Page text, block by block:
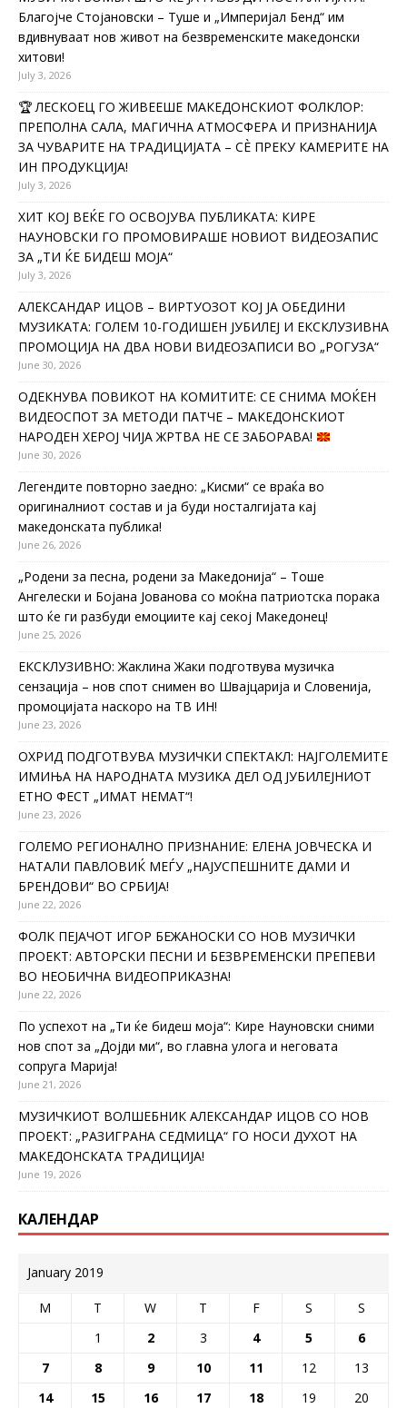
Благојче Стојановски – Туше и „Империјал Бенд“ им
вдивнуваат нов живот на безвременските македонски
хитови!
July 3, 2026
🏆 ЛЕСКОЕЦ ГО ЖИВЕЕШЕ МАКЕДОНСКИОТ ФОЛКЛОР:
ПРЕПОЛНА САЛА, МАГИЧНА АТМОСФЕРА И ПРИЗНАНИЈА
ЗА ЧУВАРИТЕ НА ТРАДИЦИЈАТА – СÈ ПРЕКУ КАМЕРИТЕ НА
ИН ПРОДУКЦИЈА!
July 3, 2026
ХИТ КОЈ ВЕЌЕ ГО ОСВОЈУВА ПУБЛИКАТА: КИРЕ
НАУНОВСКИ ГО ПРОМОВИРАШЕ НОВИОТ ВИДЕОЗАПИС
ЗА „ТИ ЌЕ БИДЕШ МОЈА“
July 3, 2026
АЛЕКСАНДАР ИЦОВ – ВИРТУОЗОТ КОЈ ЈА ОБЕДИНИ
МУЗИКАТА: ГОЛЕМ 10-ГОДИШЕН ЈУБИЛЕЈ И ЕКСКЛУЗИВНА
ПРОМОЦИЈА НА ДВА НОВИ ВИДЕОЗАПИСИ ВО „РОГУЗА“
June 30, 2026
ОДЕКНУВА ПОВИКОТ НА КОМИТИТЕ: СЕ СНИМА МОЌЕН
ВИДЕОСПОТ ЗА МЕТОДИ ПАТЧЕ – МАКЕДОНСКИОТ
НАРОДЕН ХЕРОЈ ЧИЈА ЖРТВА НЕ СЕ ЗАБОРАВА!
June 30, 2026
Легендите повторно заедно: „Кисми“ се враќа во
оригиналниот состав и ја буди носталгијата кај
македонската публика!
June 26, 2026
„Родени за песна, родени за Македонија“ – Тоше
Ангелески и Бојана Јованова со моќна патриотска порака
што ќе ги разбуди емоциите кај секој Македонец!
June 25, 2026
ЕКСКЛУЗИВНО: Жаклина Жаки подготвува музичка
сензација – нов спот снимен во Швајцарија и Словенија,
промоцијата наскоро на ТВ ИН!
June 23, 2026
ОХРИД ПОДГОТВУВА МУЗИЧКИ СПЕКТАКЛ: НАЈГОЛЕМИТЕ
ИМИЊА НА НАРОДНАТА МУЗИКА ДЕЛ ОД ЈУБИЛЕЈНИОТ
ЕТНО ФЕСТ „ИМАТ НЕМАТ“!
June 23, 2026
ГОЛЕМО РЕГИОНАЛНО ПРИЗНАНИЕ: ЕЛЕНА ЈОВЧЕСКА И
НАТАЛИ ПАВЛОВИЌ МЕЃУ „НАЈУСПЕШНИТЕ ДАМИ И
БРЕНДОВИ“ ВО СРБИЈА!
June 22, 2026
ФОЛК ПЕЈАЧОТ ИГОР БЕЖАНОСКИ СО НОВ МУЗИЧКИ
ПРОЕКТ: АВТОРСКИ ПЕСНИ И БЕЗВРЕМЕНСКИ ПРЕПЕВИ
ВО НЕОБИЧНА ВИДЕОПРИКАЗНА!
June 22, 2026
По успехот на „Ти ќе бидеш моја“: Кире Науновски сними
нов спот за „Дојди ми“, во главна улога и неговата
сопруга Марија!
June 21, 2026
МУЗИЧКИОТ ВОЛШЕБНИК АЛЕКСАНДАР ИЦОВ СО НОВ
ПРОЕКТ: „РАЗИГРАНА СЕДМИЦА“ ГО НОСИ ДУХОТ НА
МАКЕДОНСКАТА ТРАДИЦИЈА!
June 19, 2026
КАЛЕНДАР
January 2019
M T W T F S
S
1
2 3 4 5
6
7
8 9 10 11 12
13
14
15 16 17 18 19
20